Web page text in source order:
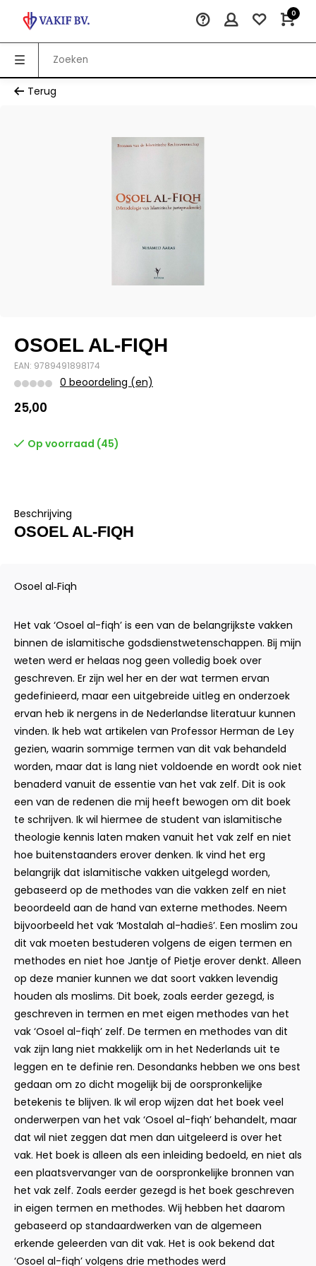
0
Terug
OSOEL AL‐FIQH
EAN: 9789491898174
0 beoordeling (en)
25,00
Op voorraad (45)
Beschrijving
OSOEL AL‐FIQH
Osoel al‐Fiqh
Het vak ‘Osoel al-fiqh’ is een van de belangrijkste vakken
binnen de islamitische godsdienstwetenschappen. Bij mijn
weten werd er helaas nog geen volledig boek over
geschreven. Er zijn wel her en der wat termen ervan
gedefinieerd, maar een uitgebreide uitleg en onderzoek
ervan heb ik nergens in de Nederlandse literatuur kunnen
vinden. Ik heb wat artikelen van Professor Herman de Ley
gezien, waarin sommige termen van dit vak behandeld
worden, maar dat is lang niet voldoende en wordt ook niet
benaderd vanuit de essentie van het vak zelf. Dit is ook
een van de redenen die mij heeft bewogen om dit boek
te schrijven. Ik wil hiermee de student van islamitische
theologie kennis laten maken vanuit het vak zelf en niet
hoe buitenstaanders erover denken. Ik vind het erg
belangrijk dat islamitische vakken uitgelegd worden,
gebaseerd op de methodes van die vakken zelf en niet
beoordeeld aan de hand van externe methodes. Neem
bijvoorbeeld het vak ‘Mostalah al-hadieŝ’. Een moslim zou
dit vak moeten bestuderen volgens de eigen termen en
methodes en niet hoe Jantje of Pietje erover denkt. Alleen
op deze manier kunnen we dat soort vakken levendig
houden als moslims. Dit boek, zoals eerder gezegd, is
geschreven in termen en met eigen methodes van het
vak ‘Osoel al-fiqh’ zelf. De termen en methodes van dit
vak zijn lang niet makkelijk om in het Nederlands uit te
leggen en te definie ren. Desondanks hebben we ons best
gedaan om zo dicht mogelijk bij de oorspronkelijke
betekenis te blijven. Ik wil erop wijzen dat het boek veel
onderwerpen van het vak ‘Osoel al-fiqh’ behandelt, maar
dat wil niet zeggen dat men dan uitgeleerd is over het
vak. Het boek is alleen als een inleiding bedoeld, en niet als
een plaatsvervanger van de oorspronkelijke bronnen van
het vak zelf. Zoals eerder gezegd is het boek geschreven
in eigen termen en methodes. Wij hebben het daarom
gebaseerd op standaardwerken van de algemeen
erkende geleerden van dit vak. Het is ook bekend dat
‘Osoel al-fiqh’ volgens drie methodes werd